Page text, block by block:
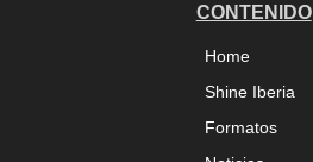
CONTENIDO
Home
Shine Iberia
Formatos